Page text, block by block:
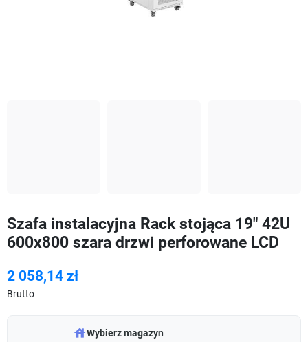
Szafa instalacyjna Rack stojąca 19" 42U
600x800 szara drzwi perforowane LCD
2 058,14 zł
Brutto
warehouseWybierz magazyn